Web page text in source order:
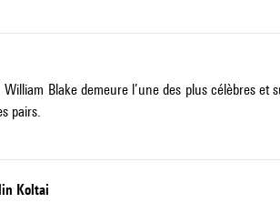
Blake demeure l’une des plus célèbres et
pairs.
Koltai